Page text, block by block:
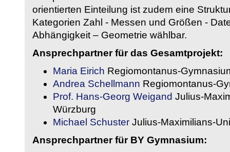
orientierten Einteilung ist zudem eine
Kategorien Zahl - Messen und Größen -
Abhängigkeit – Geometrie wählbar.
Ansprechpartner für das Gesamtprojekt:
Maria Eirich Regiomontanus-
Andrea Schellmann Regiomontanus-
Prof. Hans-Georg Weigand Julius-
Würzburg
Michael Schuster Julius-Maximilians-
Ansprechpartner für BY Gymnasium: